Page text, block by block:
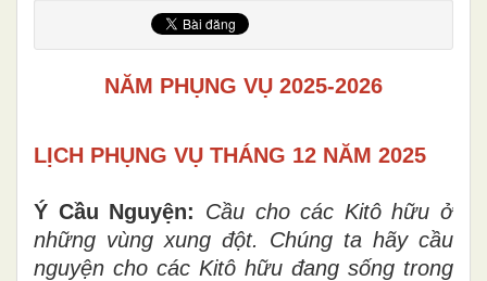
NĂM PHỤNG VỤ 2025-2026
LỊCH PHỤNG VỤ THÁNG 12 NĂM 2025
Ý Cầu Nguyện: Cầu cho các Kitô hữu ở
những vùng xung đột. Chúng ta hãy cầu
nguyện cho các Kitô hữu đang sống trong